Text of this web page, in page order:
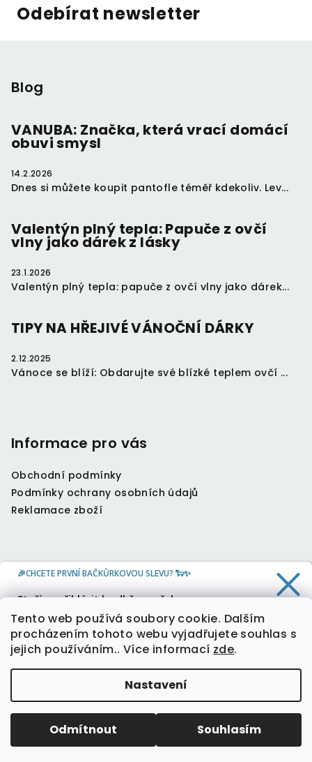
Tento web používá soubory cookie. Dalším
procházením tohoto webu vyjadřujete souhlas s
jejich používáním.. Více informací zde.
Nastavení
Odmítnout Souhlasím
Odebírat newsletter
Blog
VANUBA: Značka, která vrací domácí
obuvi smysl
14.2.2026
Dnes si můžete koupit pantofle téměř kdekoliv. Lev...
Valentýn plný tepla: Papuče z ovčí
vlny jako dárek z lásky
23.1.2026
Valentýn plný tepla: papuče z ovčí vlny jako dárek...
TIPY NA HŘEJIVÉ VÁNOČNÍ DÁRKY
2.12.2025
Vánoce se blíží: Obdarujte své blízké teplem ovčí ...
Informace pro vás
Obchodní podmínky
Podmínky ochrany osobních údajů
Reklamace zboží
info@oveckahreje.cz
+420 604 804 379
Upravit nastavení cookies
Vytvořil Shoptet
🎉CHCETE PRVNÍ BAČKŮRKOVOU SLEVU? 🐑✨
Stačí se přihlásit k odběru našeho
Zásady zpracování osobních údajů